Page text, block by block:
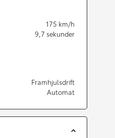
175 km/h
9,7 sekunder
Framhjulsdrift
Automat